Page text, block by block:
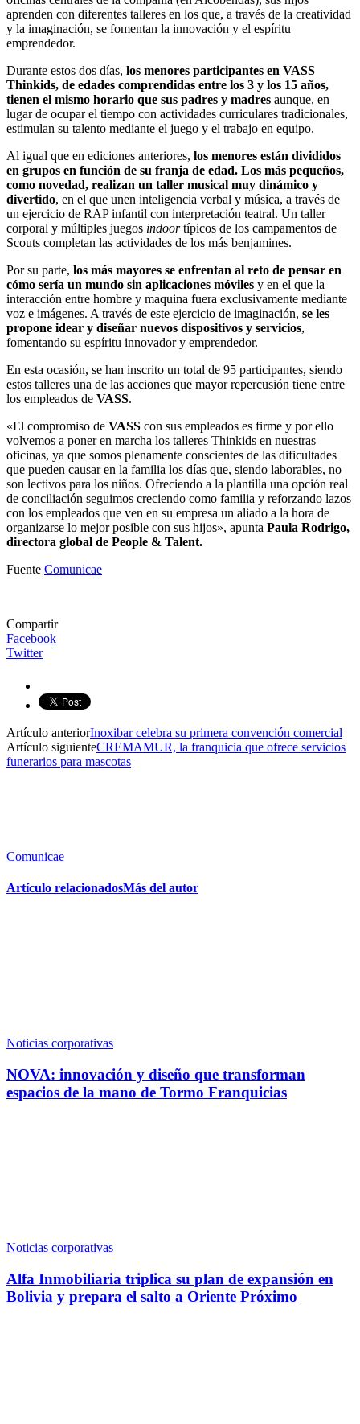
aprenden con diferentes talleres en los que, a través de la creatividad
y la imaginación, se fomentan la innovación y el espíritu
emprendedor.
Durante estos dos días, los menores participantes en VASS
Thinkids, de edades comprendidas entre los 3 y los 15 años,
tienen el mismo horario que sus padres y madres aunque, en
lugar de ocupar el tiempo con actividades curriculares tradicionales,
estimulan su talento mediante el juego y el trabajo en equipo.
Al igual que en ediciones anteriores, los menores están divididos
en grupos en función de su franja de edad. Los más pequeños,
como novedad, realizan un taller musical muy dinámico y
divertido, en el que unen inteligencia verbal y música, a través de
un ejercicio de RAP infantil con interpretación teatral. Un taller
corporal y múltiples juegos indoortípicos de los campamentos de
Scouts completan las actividades de los más benjamines.
Por su parte, los más mayores se enfrentan al reto de pensar en
cómo sería un mundo sin aplicaciones móviles y en el que la
interacción entre hombre y maquina fuera exclusivamente mediante
voz e imágenes. A través de este ejercicio de imaginación, se les
propone idear y diseñar nuevos dispositivos y servicios,
fomentando su espíritu innovador y emprendedor.
En esta ocasión, se han inscrito un total de 95 participantes, siendo
estos talleres una de las acciones que mayor repercusión tiene entre
los empleados de VASS.
«El compromiso de VASS con sus empleados es firme y por ello
volvemos a poner en marcha los talleres Thinkids en nuestras
oficinas, ya que somos plenamente conscientes de las dificultades
que pueden causar en la familia los días que, siendo laborables, no
son lectivos para los niños. Ofreciendo a la plantilla una opción real
de conciliación seguimos creciendo como familia y reforzando lazos
con los empleados que ven en su empresa un aliado a la hora de
organizarse lo mejor posible con sus hijos», apunta Paula Rodrigo,
directora global de People & Talent.
Fuente Comunicae
Compartir
Facebook
Twitter
Artículo anteriorInoxibar celebra su primera convención comercial
Artículo siguienteCREMAMUR, la franquicia que ofrece servicios
funerarios para mascotas
Comunicae
Artículo relacionadosMás del autor
Noticias corporativas
NOVA: innovación y diseño que transforman
espacios de la mano de Tormo Franquicias
Noticias corporativas
Alfa Inmobiliaria triplica su plan de expansión en
Bolivia y prepara el salto a Oriente Próximo